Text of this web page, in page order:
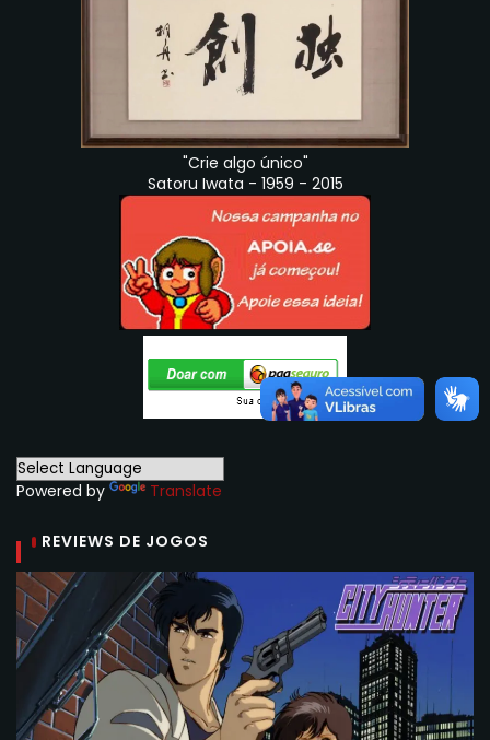
"Crie algo único"
Satoru Iwata - 1959 - 2015
Powered by Translate
REVIEWS DE JOGOS